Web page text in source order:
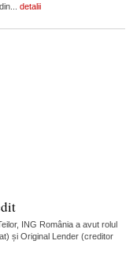
detalii
ING România a avut rolul
și Original Lender (creditor